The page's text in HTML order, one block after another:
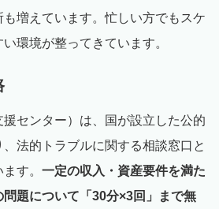
増えています。忙しい方でもスケ
環境が整ってきています。
センター）は、国が設立した公的
法的トラブルに関する相談窓口と
す。 一定の収入・資産要件を満た
問題について「30分×3回」まで無